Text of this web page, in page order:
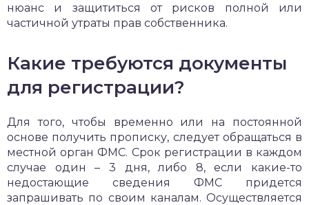
нюанс и защититься от рисков полной или
частичной утраты прав собственника.
Какие требуются документы
для регистрации?
Для того, чтобы временно или на постоянной
основе получить прописку, следует обращаться в
местной орган ФМС. Срок регистрации в каждом
случае один – 3 дня, либо 8, если какие-то
недостающие сведения ФМС придется
запрашивать по своим каналам. Осуществляется